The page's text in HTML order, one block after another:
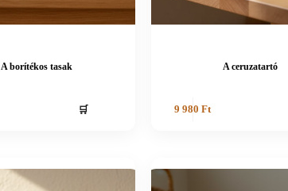
A borítékos tasak
🛒
A ceruzatartó
9 980Ft